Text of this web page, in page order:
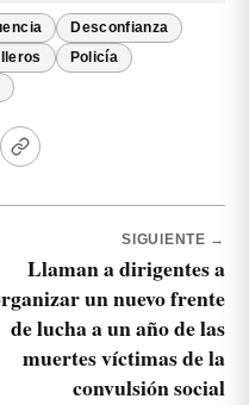
Desconfianza
Policía
SIGUIENTE →
Llaman a dirigentes a
un nuevo frente
de lucha a un año de las
muertes víctimas de la
convulsión social